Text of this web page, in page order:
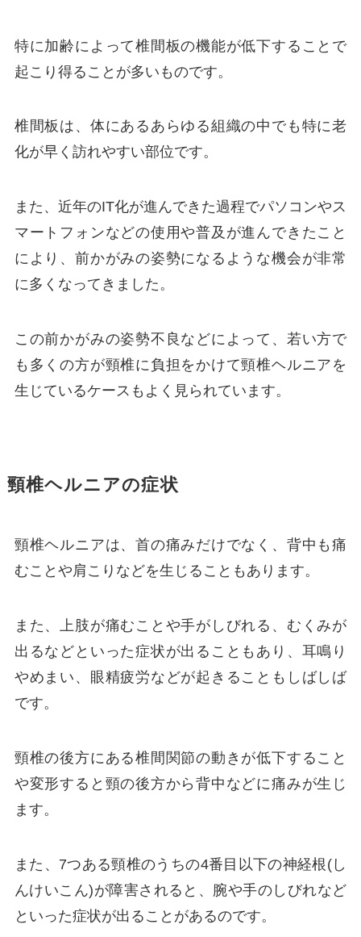
特に加齢によって椎間板の機能が低下することで
起こり得ることが多いものです。
椎間板は、体にあるあらゆる組織の中でも特に老
化が早く訪れやすい部位です。
また、近年のIT化が進んできた過程でパソコンやス
マートフォンなどの使用や普及が進んできたこと
により、前かがみの姿勢になるような機会が非常
に多くなってきました。
この前かがみの姿勢不良などによって、若い方で
も多くの方が頸椎に負担をかけて頸椎ヘルニアを
生じているケースもよく見られています。
頸椎ヘルニアの症状
頸椎ヘルニアは、首の痛みだけでなく、背中も痛
むことや肩こりなどを生じることもあります。
また、上肢が痛むことや手がしびれる、むくみが
出るなどといった症状が出ることもあり、耳鳴り
やめまい、眼精疲労などが起きることもしばしば
です。
頸椎の後方にある椎間関節の動きが低下すること
や変形すると頸の後方から背中などに痛みが生じ
ます。
また、7つある頸椎のうちの4番目以下の神経根(し
んけいこん)が障害されると、腕や手のしびれなど
といった症状が出ることがあるのです。